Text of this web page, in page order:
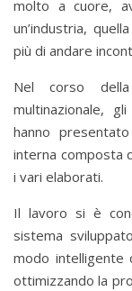
molto a cuore,
un’industria,
più di andare
Nel corso
multinazionale,
hanno
interna composta
i vari elaborati.
Il lavoro si è
sistema
modo intelligente
ottimizzando la